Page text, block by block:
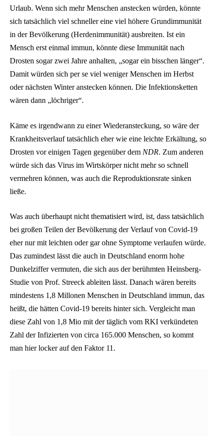
Urlaub. Wenn sich mehr Menschen anstecken würden, könnte
sich tatsächlich viel schneller eine viel höhere Grundimmunität
in der Bevölkerung (Herdenimmunität) ausbreiten. Ist ein
Mensch erst einmal immun, könnte diese Immunität nach
Drosten sogar zwei Jahre anhalten, „sogar ein bisschen länger“.
Damit würden sich per se viel weniger Menschen im Herbst
oder nächsten Winter anstecken können. Die Infektionsketten
wären dann „löchriger“.
Käme es irgendwann zu einer Wiederansteckung, so wäre der
Krankheitsverlauf tatsächlich eher wie eine leichte Erkältung, so
Drosten vor einigen Tagen gegenüber dem NDR. Zum anderen
würde sich das Virus im Wirtskörper nicht mehr so schnell
vermehren können, was auch die Reproduktionsrate sinken
ließe.
Was auch überhaupt nicht thematisiert wird, ist, dass tatsächlich
bei großen Teilen der Bevölkerung der Verlauf von Covid-19
eher nur mit leichten oder gar ohne Symptome verlaufen würde.
Das zumindest lässt die auch in Deutschland enorm hohe
Dunkelziffer vermuten, die sich aus der berühmten Heinsberg-
Studie von Prof. Streeck ableiten lässt. Danach wären bereits
mindestens 1,8 Millonen Menschen in Deutschland immun, das
heißt, die hätten Covid-19 bereits hinter sich. Vergleicht man
diese Zahl von 1,8 Mio mit der täglich vom RKI verkündeten
Zahl der Infizierten von circa 165.000 Menschen, so kommt
man hier locker auf den Faktor 11.